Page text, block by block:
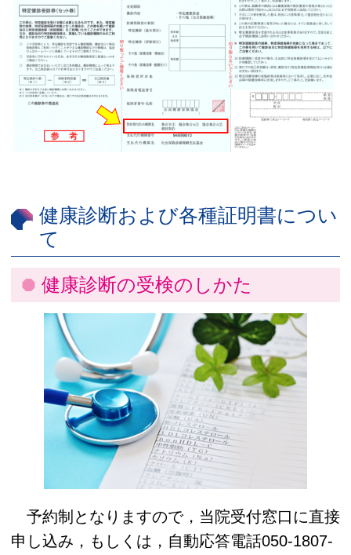
健康診断および各種証明書につい
て
健康診断の受検のしかた
予約制となりますので，当院受付窓口に直接
申し込み，もしくは，自動応答電話050-1807-